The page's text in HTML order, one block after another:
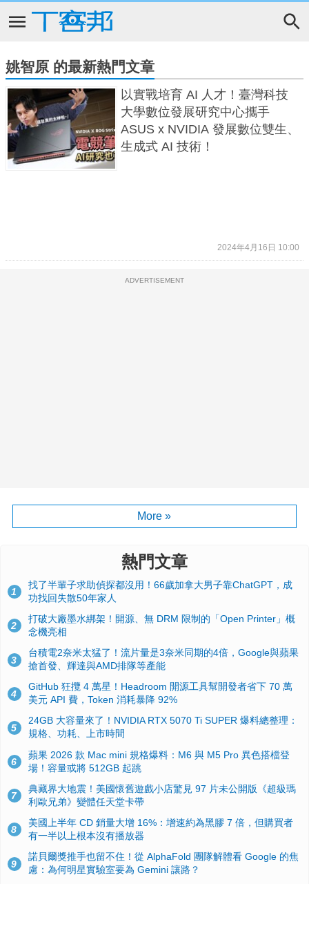
姚智原 的最新熱門文章
以實戰培育 AI 人才！臺灣科技
大學數位發展研究中心攜手
ASUS x NVIDIA 發展數位雙生、
生成式 AI 技術！
2024年4月16日 10:00
ADVERTISEMENT
More »
熱門文章
1
找了半輩子求助偵探都沒用！66歲加拿大男子靠ChatGPT，成
功找回失散50年家人
2
打破大廠墨水綁架！開源、無 DRM 限制的「Open Printer」概
念機亮相
3
台積電2奈米太猛了！流片量是3奈米同期的4倍，Google與蘋果
搶首發、輝達與AMD排隊等產能
4
GitHub 狂攬 4 萬星！Headroom 開源工具幫開發者省下 70 萬
美元 API 費，Token 消耗暴降 92%
5
24GB 大容量來了！NVIDIA RTX 5070 Ti SUPER 爆料總整理：
規格、功耗、上市時間
6
蘋果 2026 款 Mac mini 規格爆料：M6 與 M5 Pro 異色搭檔登
場！容量或將 512GB 起跳
7
典藏界大地震！美國懷舊遊戲小店驚見 97 片未公開版《超級瑪
利歐兄弟》變體任天堂卡帶
8
美國上半年 CD 銷量大增 16%：增速約為黑膠 7 倍，但購買者
有一半以上根本沒有播放器
9
諾貝爾獎推手也留不住！從 AlphaFold 團隊解體看 Google 的焦
慮：為何明星實驗室要為 Gemini 讓路？